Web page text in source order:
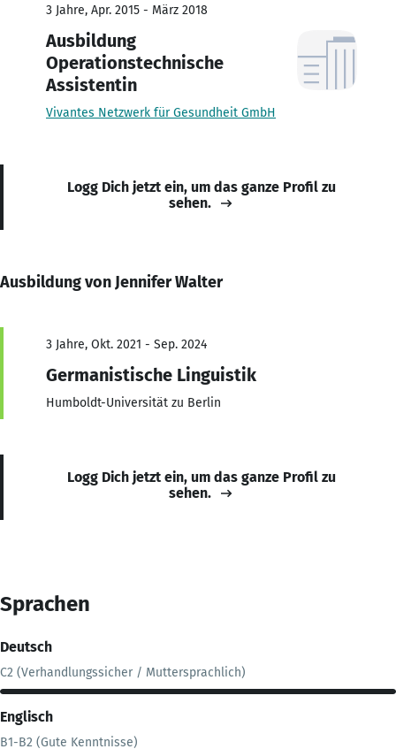
3 Jahre, Apr. 2015 - März 2018
Ausbildung
Operationstechnische
Assistentin
Vivantes Netzwerk für Gesundheit GmbH
Logg Dich jetzt ein, um das ganze Profil zu
sehen.
Ausbildung von Jennifer Walter
3 Jahre, Okt. 2021 - Sep. 2024
Germanistische Linguistik
Humboldt-Universität zu Berlin
Logg Dich jetzt ein, um das ganze Profil zu
sehen.
Sprachen
Deutsch
C2 (Verhandlungssicher / Muttersprachlich)
Englisch
B1-B2 (Gute Kenntnisse)